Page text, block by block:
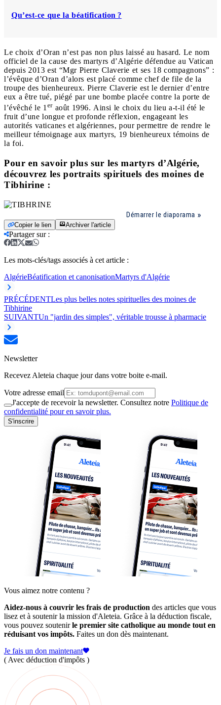
Qu’est-ce que la béatification ?
Le choix d’Oran n’est pas non plus laissé au hasard. Le nom
officiel de la cause des martyrs d’Algérie défendue au Vatican
depuis 2013 est “Mgr Pierre Claverie et ses 18 compagnons” :
l’évêque d’Oran d’alors est placé comme chef de file de la
troupe des bienheureux. Pierre Claverie est le dernier d’entre
eux a être tué, piégé par une bombe placée contre la porte de
l’évêché le 1 eraoût 1996. Ainsi le choix du lieu a-t-il été le
fruit d’une longue et profonde réflexion, engageant les
autorités vaticanes et algériennes, pour permettre de rendre le
meilleur témoignage aux martyrs, 19 bienheureux témoins de
la foi.
Pour en savoir plus sur les martyrs d’Algérie,
découvrez les portraits spirituels des moines de
Tibhirine :
Démarrer le diaporama
Copier le lien Archiver l'article
Partager sur:
Les mots-clés/tags associés à cet article :
AlgérieBéatification et canonisationMartyrs d'Algérie
PRÉCÉDENTLes plus belles notes spirituelles des moines de
Tibhirine
SUIVANTUn "jardin des simples", véritable trousse à pharmacie
Newsletter
Recevez Aleteia chaque jour dans votre boite e-mail.
Votre adresse email
J'accepte de recevoir la newsletter. Consultez notre Politique de
confidentialité pour en savoir plus.
S'inscrire
Vous aimez notre contenu ?
Aidez-nous à couvrir les frais de production des articles que vous
lisez et à soutenir la mission d'Aleteia. Grâce à la déduction fiscale,
vous pouvez soutenirle premier site catholique au monde tout en
réduisant vos impôts. Faites un don dès maintenant.
Je fais un don maintenant
( Avec déduction d'impôts )